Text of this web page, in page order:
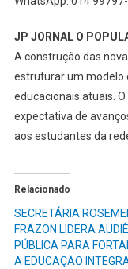
JP JORNAL O
A construção das
estruturar um modelo
educacionais atuais.
expectativa de
aos estudantes da
Relacionado
SECRETÁRIA
FRAZON LIDERA
PÚBLICA PARA
A EDUCAÇÃO